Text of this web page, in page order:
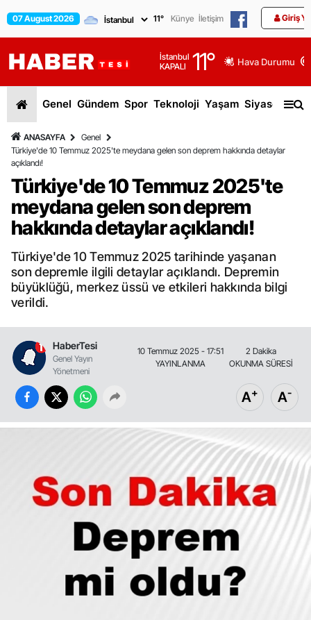
07 August 2026 11° Künye İletişim Giriş
İstanbul
KAPALI
11° Hava Durumu
Genel Gündem Spor Teknoloji Yaşam Siyaset
ANASAYFA
Genel
Türkiye'de 10 Temmuz 2025'te meydana gelen son deprem hakkında detaylar
açıklandı!
Türkiye'de 10 Temmuz 2025'te
meydana gelen son deprem
hakkında detaylar açıklandı!
Türkiye'de 10 Temmuz 2025 tarihinde yaşanan
son depremle ilgili detaylar açıklandı. Depremin
büyüklüğü, merkez üssü ve etkileri hakkında bilgi
verildi.
HaberTesi
Genel Yayın
Yönetmeni
10 Temmuz 2025 - 17:51
YAYINLANMA
2 Dakika
OKUNMA SÜRESİ
A+ A-